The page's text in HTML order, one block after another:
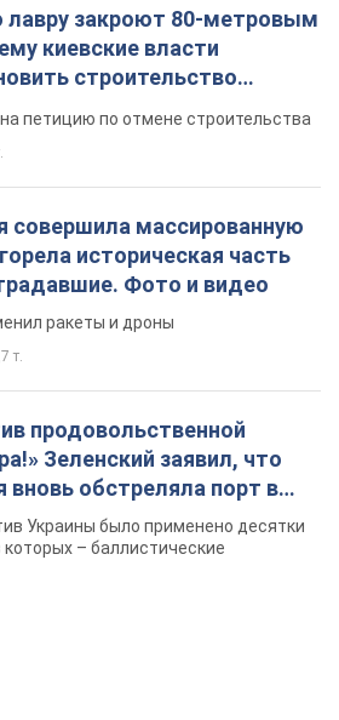
историческая часть
Фото и видео
ракеты и дроны
т.
продовольственной
Зеленский заявил, что
вновь обстреляла порт в
Украины было применено десятки